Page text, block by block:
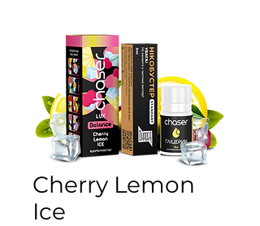
Cherry Lemon
Ice